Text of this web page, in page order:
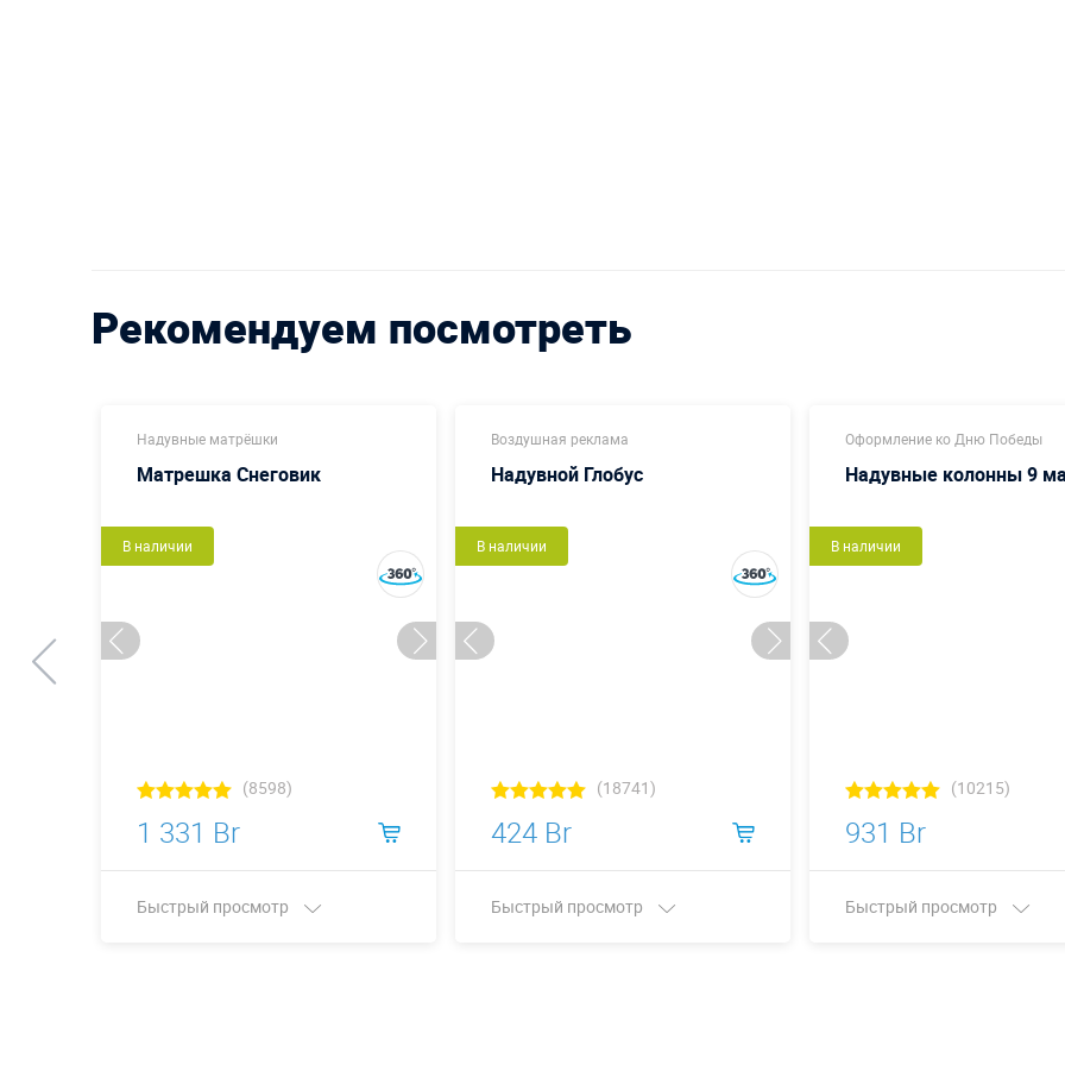
Рекомендуем посмотреть
Надувные матрёшки
Матрешка Снеговик
В наличии
(8598)
1 331 Br
Быстрый просмотр
Воздушная реклама
Надувной Глобус
В наличии
(18741)
424 Br
Быстрый просмотр
Оформление ко Дню Победы
Надувные колонны 9
В наличии
(10215)
931 Br
Быстрый просмотр